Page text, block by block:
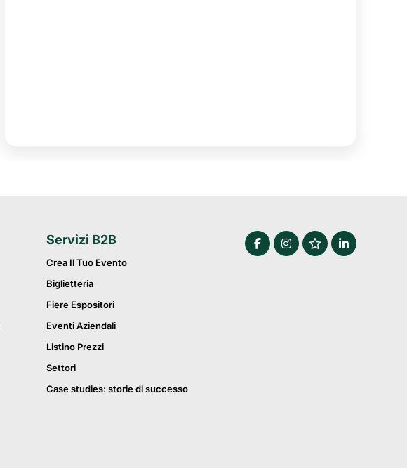
Servizi B2B
Crea Il Tuo Evento
Biglietteria
Fiere Espositori
Eventi Aziendali
Listino Prezzi
Settori
Case studies: storie di successo